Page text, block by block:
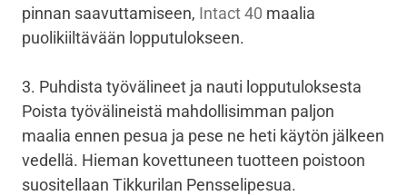
pinnan saavuttamiseen, Intact 40 maalia
puolikiiltävään lopputulokseen.
3. Puhdista työvälineet ja nauti lopputuloksesta
Poista työvälineistä mahdollisimman paljon
maalia ennen pesua ja pese ne heti käytön jälkeen
vedellä. Hieman kovettuneen tuotteen poistoon
suositellaan Tikkurilan Pensselipesua.